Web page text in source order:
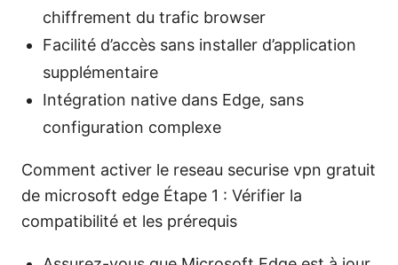
chiffrement du trafic browser
Facilité d’accès sans installer d’application
supplémentaire
Intégration native dans Edge, sans
configuration complexe
Comment activer le reseau securise vpn gratuit
de microsoft edge Étape 1 : Vérifier la
compatibilité et les prérequis